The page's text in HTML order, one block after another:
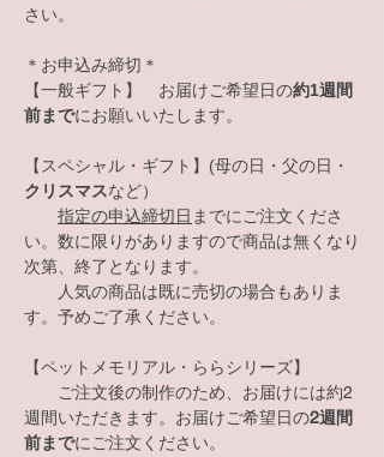
さい。
＊お申込み締切＊
【一般ギフト】 お届けご希望日の約1週間
前までにお願いいたします。
【スペシャル・ギフト】(母の日・父の日・
クリスマスなど）
指定の申込締切日 までにご注文くださ
い。数に限りがありますので商品は無くなり
次第、終了となります。
人気の商品は既に売切の場合もありま
す。予めご了承ください。
【ペットメモリアル・ららシリーズ】
​ ご注文後の制作のため、お届けには約2
週間いただきます。お届けご希望日の2週間
前までにご注文ください。